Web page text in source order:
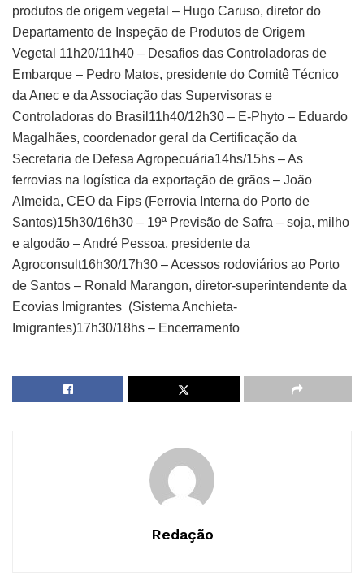
produtos de origem vegetal – Hugo Caruso, diretor do
Departamento de Inspeção de Produtos de Origem
Vegetal 11h20/11h40 – Desafios das Controladoras de
Embarque – Pedro Matos, presidente do Comitê Técnico
da Anec e da Associação das Supervisoras e
Controladoras do Brasil11h40/12h30 – E-Phyto – Eduardo
Magalhães, coordenador geral da Certificação da
Secretaria de Defesa Agropecuária14hs/15hs – As
ferrovias na logística da exportação de grãos – João
Almeida, CEO da Fips (Ferrovia Interna do Porto de
Santos)15h30/16h30 – 19ª Previsão de Safra – soja, milho
e algodão – André Pessoa, presidente da
Agroconsult16h30/17h30 – Acessos rodoviários ao Porto
de Santos – Ronald Marangon, diretor-superintendente da
Ecovias Imigrantes (Sistema Anchieta-
Imigrantes)17h30/18hs – Encerramento
Redação